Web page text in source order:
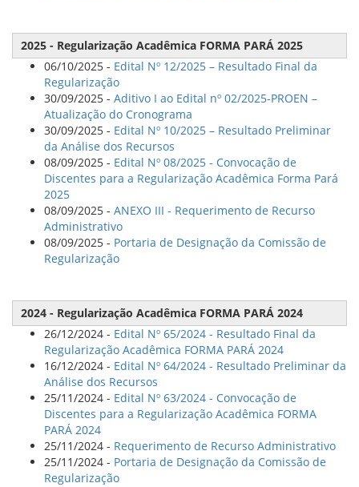
2025 - Regularização Acadêmica FORMA PARÁ 2025
06/10/2025 - Edital Nº 12/2025 – Resultado Final da
Regularização
30/09/2025 - Aditivo I ao Edital nº 02/2025-PROEN –
Atualização do Cronograma
30/09/2025 - Edital Nº 10/2025 – Resultado Preliminar
da Análise dos Recursos
08/09/2025 - Edital Nº 08/2025 - Convocação de
Discentes para a Regularização Acadêmica Forma Pará
2025
08/09/2025 - ANEXO III - Requerimento de Recurso
Administrativo
08/09/2025 - Portaria de Designação da Comissão de
Regularização
2024 - Regularização Acadêmica FORMA PARÁ 2024
26/12/2024 - Edital Nº 65/2024 - Resultado Final da
Regularização Acadêmica FORMA PARÁ 2024
16/12/2024 - Edital Nº 64/2024 - Resultado Preliminar da
Análise dos Recursos
25/11/2024 - Edital Nº 63/2024 - Convocação de
Discentes para a Regularização Acadêmica FORMA
PARÁ 2024
25/11/2024 - Requerimento de Recurso Administrativo
25/11/2024 - Portaria de Designação da Comissão de
Regularização